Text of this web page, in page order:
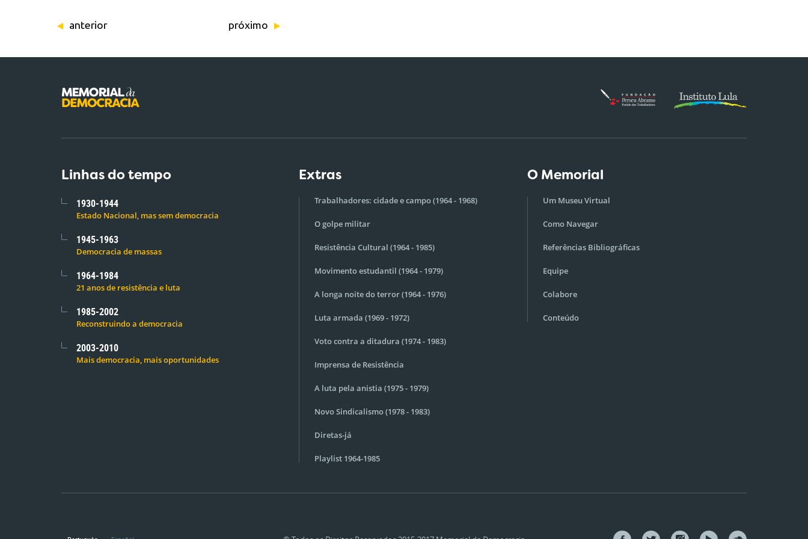
anterior próximo
Linhas do tempo
1930-1944
Estado Nacional, mas sem democracia
1945-1963
Democracia de massas
1964-1984
21 anos de resistência e luta
1985-2002
Reconstruindo a democracia
2003-2010
Mais democracia, mais oportunidades
Extras
Trabalhadores: cidade e campo (1964 - 1968)
O golpe militar
Resistência Cultural (1964 - 1985)
Movimento estudantil (1964 - 1979)
A longa noite do terror (1964 - 1976)
Luta armada (1969 - 1972)
Voto contra a ditadura (1974 - 1983)
Imprensa de Resistência
A luta pela anistia (1975 - 1979)
Novo Sindicalismo (1978 - 1983)
Diretas-já
Playlist 1964-1985
O Memorial
Um Museu Virtual
Como Navegar
Referências Bibliográficas
Equipe
Colabore
Conteúdo